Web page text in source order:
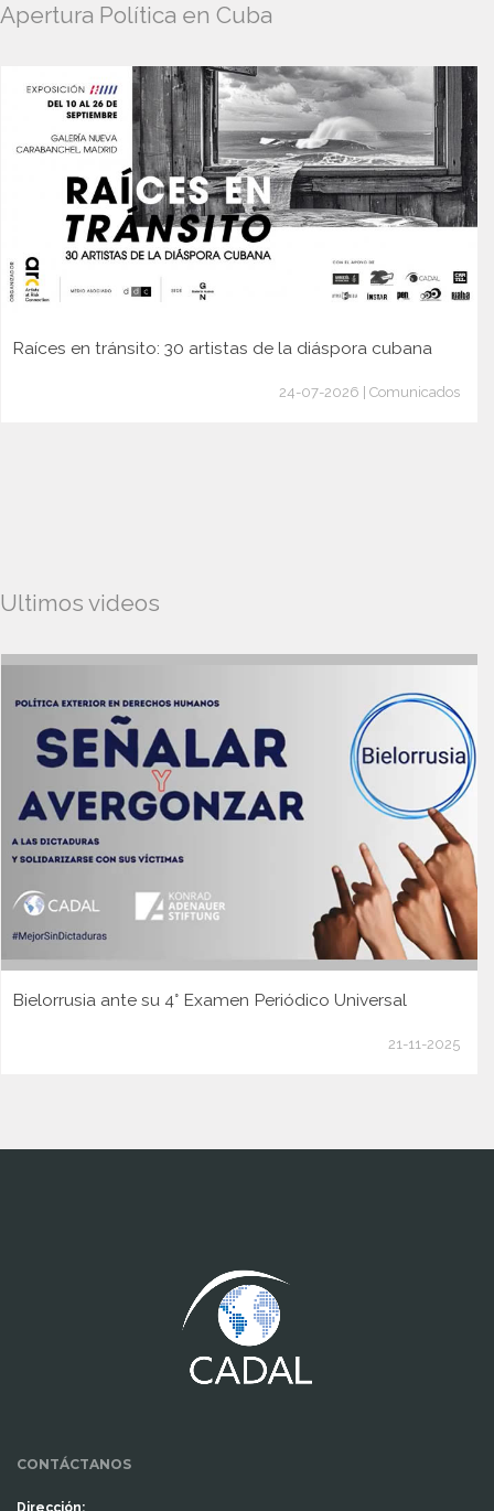
Apertura Política en Cuba
Raíces en tránsito: 30 artistas de la diáspora cubana
24-07-2026 | Comunicados
Ultimos videos
Bielorrusia ante su 4° Examen Periódico Universal
21-11-2025
CONTÁCTANOS